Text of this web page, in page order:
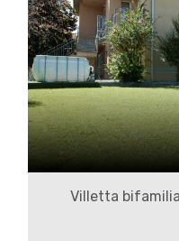
Villetta